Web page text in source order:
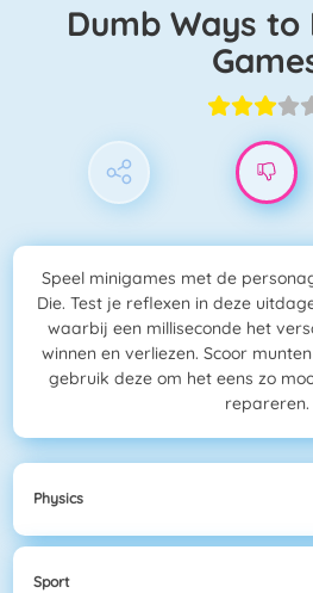
Dumb Ways to Die 2: The
Speel minigames met de
Die. Test je reflexen in deze
waarbij een milliseconde het
winnen en verliezen. Scoor
gebruik deze om het eens zo
repareren.
Physics
Sport